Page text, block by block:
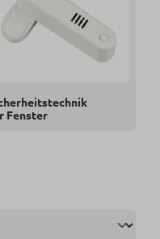
Fenster